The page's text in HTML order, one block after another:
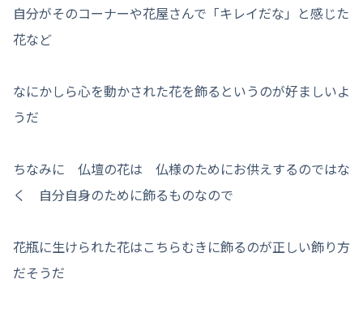
自分がそのコーナーや花屋さんで「キレイだな」と感じた
花など
なにかしら心を動かされた花を飾るというのが好ましいよ
うだ
ちなみに 仏壇の花は 仏様のためにお供えするのではな
く 自分自身のために飾るものなので
花瓶に生けられた花はこちらむきに飾るのが正しい飾り方
だそうだ